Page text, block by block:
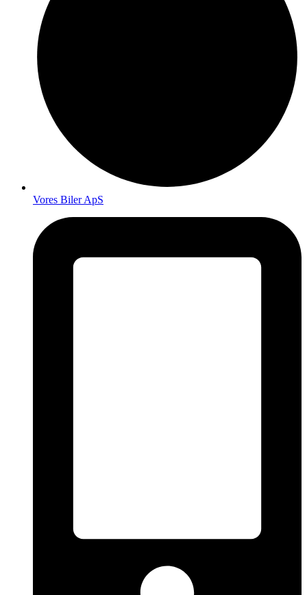
Vores Biler ApS